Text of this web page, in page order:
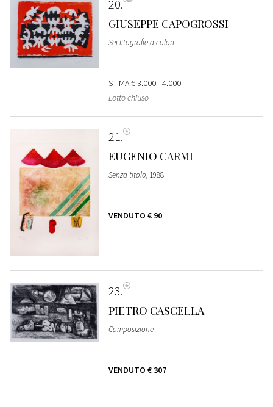
20
GIUSEPPE CAPOGROSSI
Sei litografie a colori
STIMA€ 3.000 - 4.000
Lotto chiuso
21
EUGENIO CARMI
Senza titolo, 1988
VENDUTO € 90
23
PIETRO CASCELLA
Composizione
VENDUTO € 307